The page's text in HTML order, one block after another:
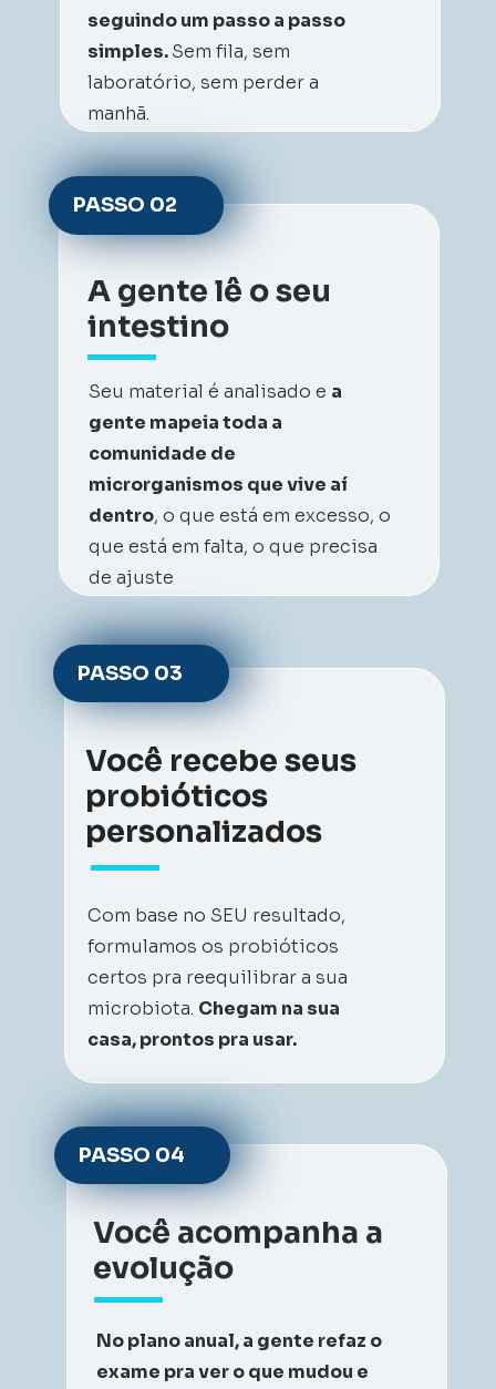
PASSO 02
PASSO 03
PASSO 04
Você recebe seus
probióticos
personalizados
Você acompanha a
evolução
A gente lê o seu
intestino
seguindo um passo a passo
simples. Sem fila, sem
laboratório, sem perder a
manhã.
No plano anual, a gente refaz o
exame pra ver o que mudou e
Seu material é analisado e a
gente mapeia toda a
comunidade de
microrganismos que vive aí
dentro, o que está em excesso, o
que está em falta, o que precisa
de ajuste
Com base no SEU resultado,
formulamos os probióticos
certos pra reequilibrar a sua
microbiota. Chegam na sua
casa, prontos pra usar.